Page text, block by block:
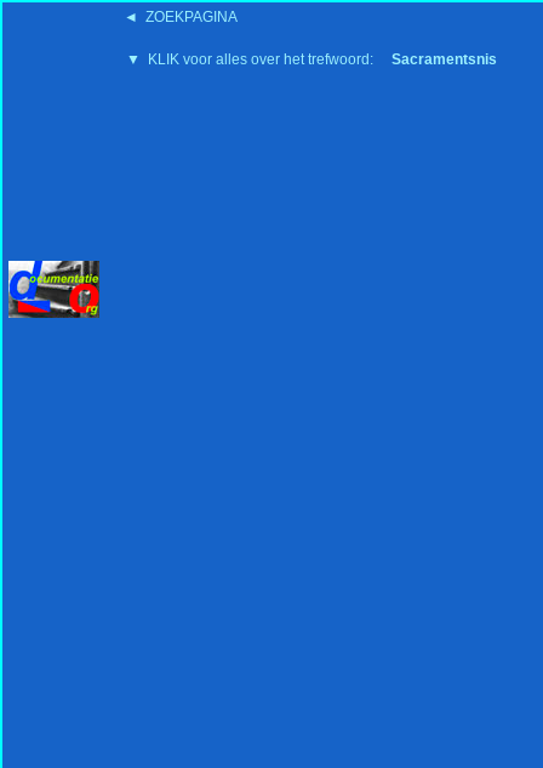
◄ ZOEKPAGINA
▼ KLIK voor alles over het trefwoord: Sacramentsnis
'15:19 19-2-2008